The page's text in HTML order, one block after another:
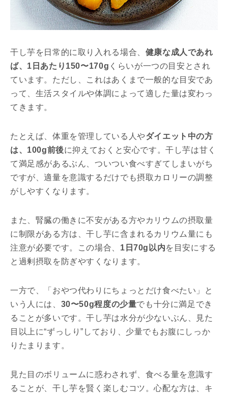
干し芋を日常的に取り入れる場合、 健康な成人であれ
ば、1日あたり150〜170g くらいが一つの目安とされ
ています。ただし、これはあくまで一般的な目安であ
って、生活スタイルや体調によって適した量は変わっ
てきます。
たとえば、体重を管理している人やダイエット中の方
は、100g前後に抑えておくと安心です。干し芋は甘く
て満足感があるぶん、ついつい食べすぎてしまいがち
ですが、適量を意識するだけでも摂取カロリーの調整
がしやすくなります。
また、腎臓の働きに不安がある方やカリウムの摂取量
に制限がある方は、干し芋に含まれるカリウム量にも
注意が必要です。この場合、 1日70g以内を目安にする
と過剰摂取を防ぎやすくなります。
一方で、「おやつ代わりにちょっとだけ食べたい」と
いう人には、 30〜50g程度の少量でも十分に満足でき
ることが多いです。干し芋は水分が少ないぶん、見た
目以上に“ずっしり”しており、少量でもお腹にしっか
りたまります。
見た目のボリュームに惑わされず、食べる量を意識す
ることが、干し芋を賢く楽しむコツ。心配な方は、キ